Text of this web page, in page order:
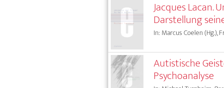
Jacques Lacan.
Darstellung
In: Marcus Coelen (Hg.),
Autistische
Psychoanalyse